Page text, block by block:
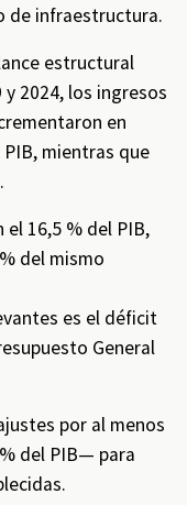
de infraestructura.
estructural
2024, los ingresos
en
mientras que
16,5 % del PIB,
del mismo
es el déficit
General
por al menos
del PIB— para